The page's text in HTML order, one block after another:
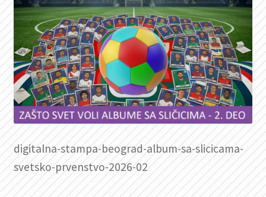
digitalna-stampa-beograd-album-sa-slicicama-
svetsko-prvenstvo-2026-02